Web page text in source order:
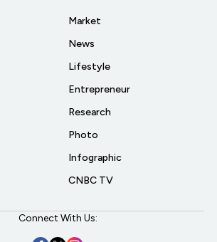
Market
News
Lifestyle
Entrepreneur
Research
Photo
Infographic
CNBC TV
Connect With Us: